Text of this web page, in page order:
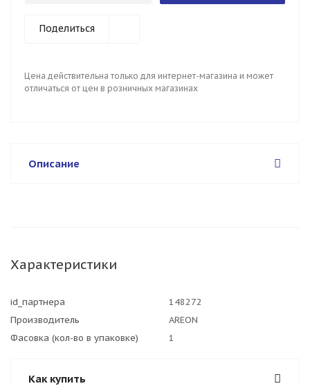
Поделиться
Цена действительна только для интернет-магазина и может
отличаться от цен в розничных магазинах
Описание
Характеристики
id_партнера
148272
Производитель
AREON
Фасовка (кол-во в упаковке)
1
Как купить